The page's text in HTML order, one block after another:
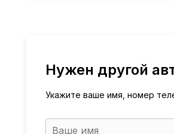
Нужен другой
Укажите ваше имя, номер